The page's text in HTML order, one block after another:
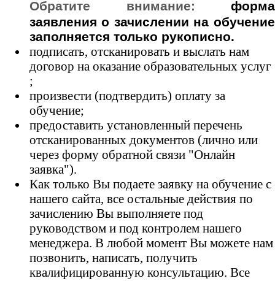
Обратите внимание:
форма
заявления о зачислении на обучение
заполняется только рукописно.
подписать, отсканировать и выслать нам
договор на оказание образовательных услуг
;
произвести (подтвердить) оплату за
обучение;
предоставить установленный перечень
отсканированных документов (лично или
через форму обратной связи "Онлайн
заявка").
Как только Вы подаете заявку на обучение с
нашего сайта, все остальные действия по
зачислению Вы выполняете под
руководством и под контролем нашего
менеджера. В любой момент Вы можете нам
позвонить, написать, получить
квалифицированную консультацию. Все